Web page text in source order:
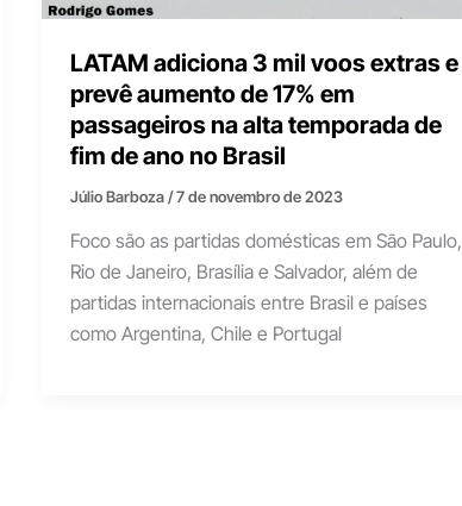
LATAM adiciona 3 mil voos extras e
prevê aumento de 17% em
passageiros na alta temporada de
fim de ano no Brasil
Júlio Barboza/7 de novembro de 2023
Foco são as partidas domésticas em São Paulo,
Rio de Janeiro, Brasília e Salvador, além de
partidas internacionais entre Brasil e países
como Argentina, Chile e Portugal